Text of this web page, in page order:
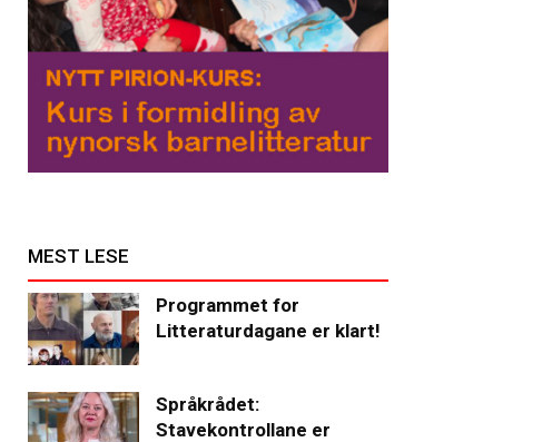
MEST LESE
Programmet for
Litteraturdagane er klart!
Språkrådet:
Stavekontrollane er